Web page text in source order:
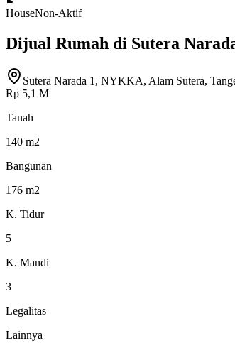
HouseNon-Aktif
Dijual Rumah di Sutera
Sutera Narada 1, NYKKA, Alam Sutera,
Rp 5,1 M
Tanah
140 m2
Bangunan
176 m2
K. Tidur
5
K. Mandi
3
Legalitas
Lainnya